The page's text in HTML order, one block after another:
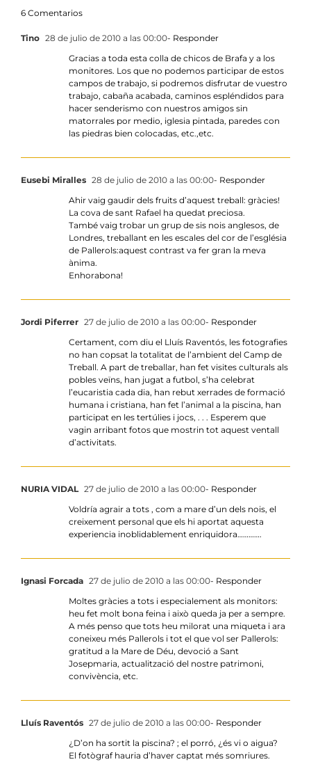
6 Comentarios
Tino 28 de julio de 2010 a las 00:00- Responder
Gracias a toda esta colla de chicos de Brafa y a los
monitores. Los que no podemos participar de estos
campos de trabajo, si podremos disfrutar de vuestro
trabajo, cabaña acabada, caminos espléndidos para
hacer senderismo con nuestros amigos sin
matorrales por medio, iglesia pintada, paredes con
las piedras bien colocadas, etc.,etc.
Eusebi Miralles 28 de julio de 2010 a las 00:00- Responder
Ahir vaig gaudir dels fruits d’aquest treball: gràcies!
La cova de sant Rafael ha quedat preciosa.
També vaig trobar un grup de sis nois anglesos, de
Londres, treballant en les escales del cor de l’església
de Pallerols:aquest contrast va fer gran la meva
ànima.
Enhorabona!
Jordi Piferrer 27 de julio de 2010 a las 00:00- Responder
Certament, com diu el Lluís Raventós, les fotografies
no han copsat la totalitat de l’ambient del Camp de
Treball. A part de treballar, han fet visites culturals als
pobles veïns, han jugat a futbol, s’ha celebrat
l’eucaristia cada dia, han rebut xerrades de formació
humana i cristiana, han fet l’animal a la piscina, han
participat en les tertúlies i jocs, . . . Esperem que
vagin arribant fotos que mostrin tot aquest ventall
d’activitats.
NURIA VIDAL 27 de julio de 2010 a las 00:00- Responder
Voldría agrair a tots , com a mare d’un dels nois, el
creixement personal que els hi aportat aquesta
experiencia inoblidablement enriquidora………….
Ignasi Forcada 27 de julio de 2010 a las 00:00- Responder
Moltes gràcies a tots i especialement als monitors:
heu fet molt bona feina i això queda ja per a sempre.
A més penso que tots heu milorat una miqueta i ara
coneixeu més Pallerols i tot el que vol ser Pallerols:
gratitud a la Mare de Déu, devoció a Sant
Josepmaria, actualització del nostre patrimoni,
convivència, etc.
Lluís Raventós 27 de julio de 2010 a las 00:00- Responder
¿D’on ha sortit la piscina? ; el porró, ¿és vi o aigua?
El fotògraf hauria d’haver captat més somriures.